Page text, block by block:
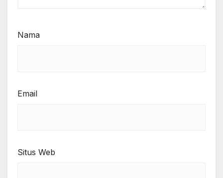
Nama
Email
Situs Web